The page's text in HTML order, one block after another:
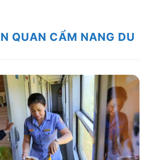
QUAN CẨM NANG DU